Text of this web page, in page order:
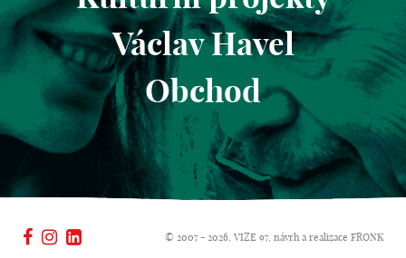
Václav Havel
Obchod
© 2007 - 2026, VIZE 97, návrh a realizace FRONK